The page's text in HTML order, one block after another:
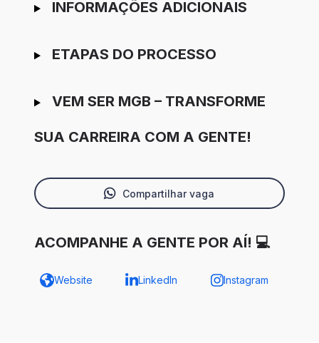
INFORMAÇÕES ADICIONAIS
ETAPAS DO PROCESSO
VEM SER MGB – TRANSFORME
SUA CARREIRA COM A GENTE!
Compartilhar vaga
ACOMPANHE A GENTE POR AÍ! 💻
Website LinkedIn Instagram